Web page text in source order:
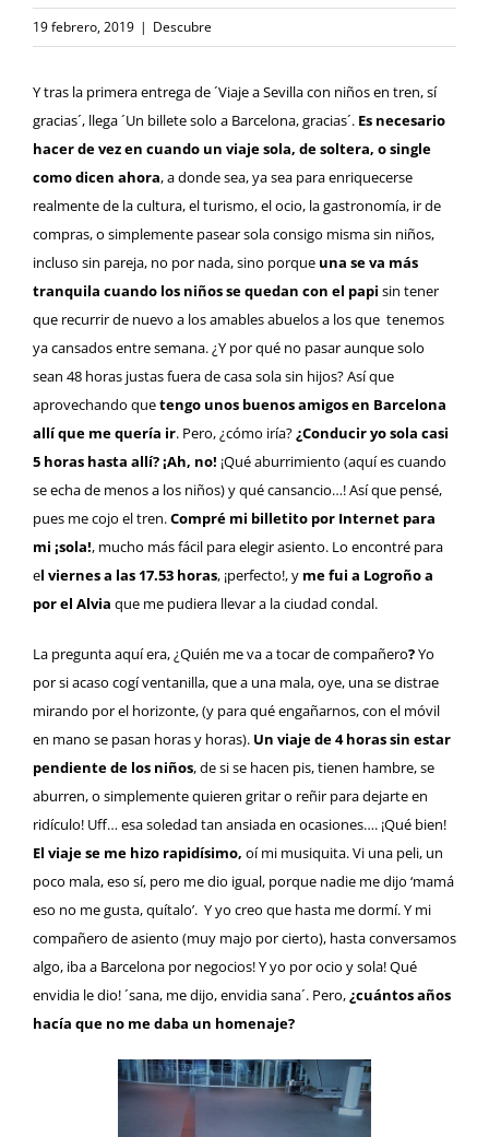
19 febrero, 2019 | Descubre
Y tras la primera entrega de´Viaje a Sevilla con niños en tren, sí
gracias´, llega ´Un billete solo a Barcelona, gracias´. Es necesario
hacer de vez en cuando un viaje sola, de soltera, o single
como dicen ahora, a donde sea, ya sea para enriquecerse
realmente de la cultura, el turismo, el ocio, la gastronomía, ir de
compras, o simplemente pasear sola consigo misma sin niños,
incluso sin pareja, no por nada, sino porque una se va más
tranquila cuando los niños se quedan con el papi sin tener
que recurrir de nuevo a los amables abuelos a los que tenemos
ya cansados entre semana. ¿Y por qué no pasar aunque solo
sean 48 horas justas fuera de casa sola sin hijos? Así que
aprovechando quetengo unos buenos amigos en Barcelona
allí que me quería ir. Pero, ¿cómo iría?¿Conducir yo sola casi
5 horas hasta allí? ¡Ah, no! ¡Qué aburrimiento (aquí es cuando
se echa de menos a los niños) y qué cansancio…! Así que pensé,
pues me cojo el tren.Compré mi billetito por Internet para
mi ¡sola!, mucho más fácil para elegir asiento. Lo encontré para
el viernes a las 17.53 horas, ¡perfecto!, y me fui a Logroñoa
por el Alvia que me pudiera llevar a la ciudad condal.
La pregunta aquí era, ¿Quién me va a tocar de compañero?Yo
por si acaso cogí ventanilla, que a una mala, oye, una se distrae
mirando por el horizonte, (y para qué engañarnos, con el móvil
en mano se pasan horas y horas). Un viaje de 4 horas sin estar
pendiente de los niños, de si se hacen pis, tienen hambre, se
aburren, o simplemente quieren gritar o reñir para dejarte en
ridículo! Uff… esa soledad tan ansiada en ocasiones…. ¡Qué bien!
El viaje se me hizo rapidísimo, oí mi musiquita.Vi una peli, un
poco mala, eso sí, pero me dio igual, porque nadie me dijo ‘mamá
eso no me gusta, quítalo’. Y yo creo que hasta me dormí. Y mi
compañero de asiento (muy majo por cierto), hasta conversamos
algo, iba a Barcelona por negocios! Y yo por ocio y sola! Qué
envidia le dio! ´sana, me dijo, envidia sana´. Pero,¿cuántos años
hacía que no me daba un homenaje?